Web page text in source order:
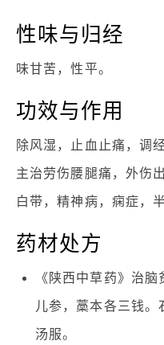
性味与归经
味甘苦，性平。
功效与作用
除风湿，止血止痛，调
主治劳伤腰腿痛，外伤
白带，精神病，痫症，
药材处方
《陕西中草药》治
儿参，藁本各三钱
汤服。